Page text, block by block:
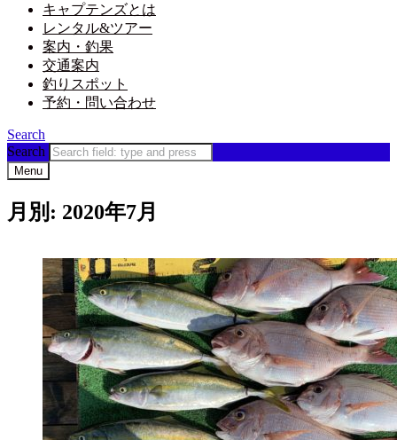
キャプテンズとは
レンタル&ツアー
案内・釣果
交通案内
釣りスポット
予約・問い合わせ
Search
Search
Menu
月別: 2020年7月